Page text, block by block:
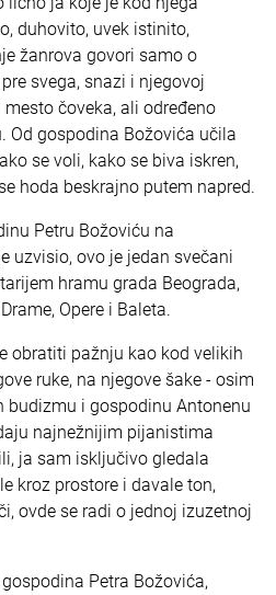
duhovito, uvek istinito,
žanrova govori samo o
svega, snazi i njegovoj
čoveka, ali određeno
Od gospodina Božovića učila
se voli, kako se biva iskren,
hoda beskrajno putem napred.
Petru Božoviću na
uzvisio, ovo je jedan svečani
hramu grada Beograda,
Opere i Baleta.
obratiti pažnju kao kod velikih
ruke, na njegove šake - osim
budizmu i gospodinu Antonenu
najnežnijim pijanistima
ja sam isključivo gledala
kroz prostore i davale ton,
ovde se radi o jednoj izuzetnoj
Petra Božovića,